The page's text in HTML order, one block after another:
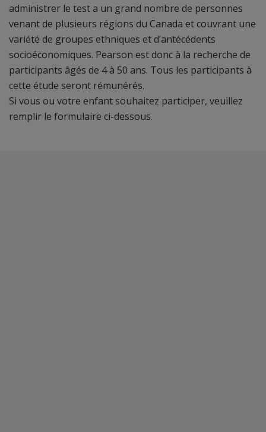
administrer le test a un grand nombre de personnes
venant de plusieurs régions du Canada et couvrant une
variété de groupes ethniques et d’antécédents
socioéconomiques. Pearson est donc à la recherche de
participants âgés de 4 à 50 ans. Tous les participants à
cette étude seront rémunérés.
Si vous ou votre enfant souhaitez participer, veuillez
remplir le formulaire ci-dessous.